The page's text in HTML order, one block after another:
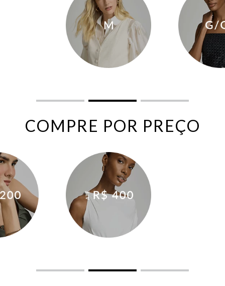
COMPRE POR PREÇO